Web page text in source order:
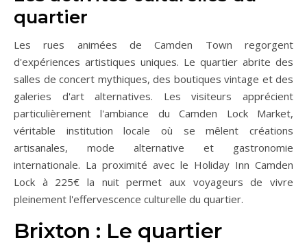
quartier
Les rues animées de Camden Town regorgent
d'expériences artistiques uniques. Le quartier abrite des
salles de concert mythiques, des boutiques vintage et des
galeries d'art alternatives. Les visiteurs apprécient
particulièrement l'ambiance du Camden Lock Market,
véritable institution locale où se mêlent créations
artisanales, mode alternative et gastronomie
internationale. La proximité avec le Holiday Inn Camden
Lock à 225€ la nuit permet aux voyageurs de vivre
pleinement l'effervescence culturelle du quartier.
Brixton : Le quartier